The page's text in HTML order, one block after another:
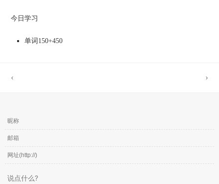
今日学习
单词150+450